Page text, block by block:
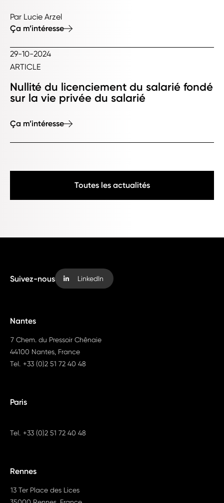
Par Lucie Arzel
Ça m’intéresse
29-10-2024
ARTICLE
Nullité du licenciement du salarié fondé
sur la vie privée du salarié
Ça m’intéresse
Toutes les actualités
Suivez-nous LinkedIn
Nantes
7 Chem. du Pressoir Chênaie
44100 Nantes, France
Tel. +33 (0)2 51 72 40 48
Paris
Tel. +33 (0)2 51 72 40 48
Rennes
13 Ter Place des Lices